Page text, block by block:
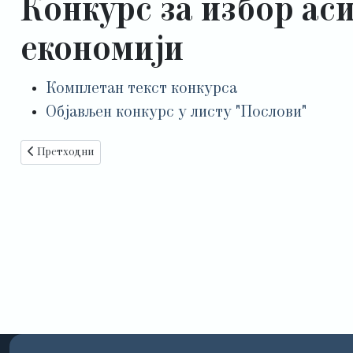
Конкурс за избор
економији
Комплетан текст конкурса
Објављен конкурс у листу "Послови"
Претходни чланак: Решење увид јавнисти и Извештај
Претходни